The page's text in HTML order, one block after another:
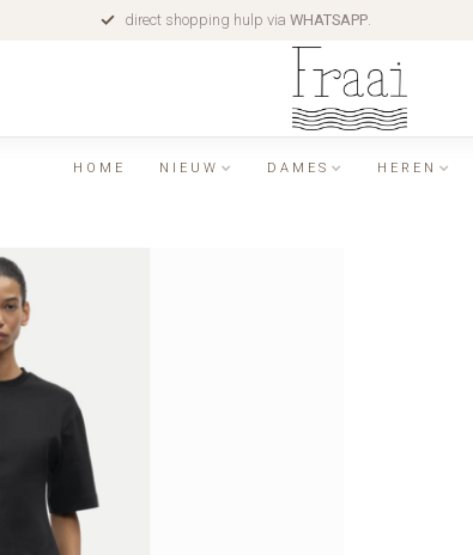
direct shopping hulp via WHATSAPP.
HOME NIEUW DAMES HEREN